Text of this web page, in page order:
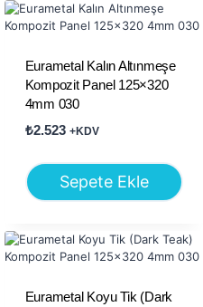
Eurametal Kalın Altınmeşe
Kompozit Panel 125×320
4mm 030
₺2.523 +KDV
Sepete Ekle
Eurametal Koyu Tik (Dark